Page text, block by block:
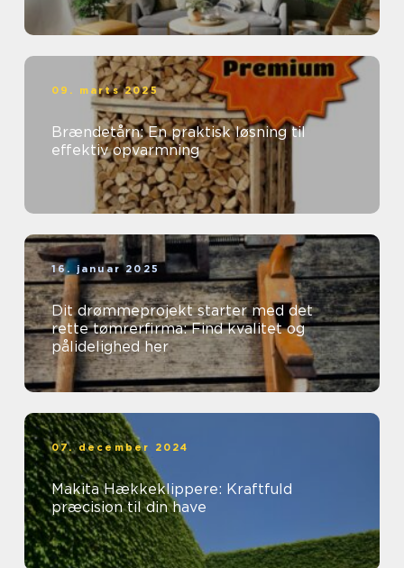
09. marts 2025
Brændetårn: En praktisk løsning til
effektiv opvarmning
16. januar 2025
Dit drømmeprojekt starter med det
rette tømrerfirma: Find kvalitet og
pålidelighed her
07. december 2024
Makita Hækkeklippere: Kraftfuld
præcision til din have